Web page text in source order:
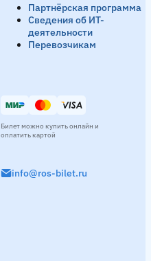
Партнёрская программа
Сведения об ИТ-
деятельности
Перевозчикам
info@ros-bilet.ru
Билет можно купить онлайн и
оплатить картой